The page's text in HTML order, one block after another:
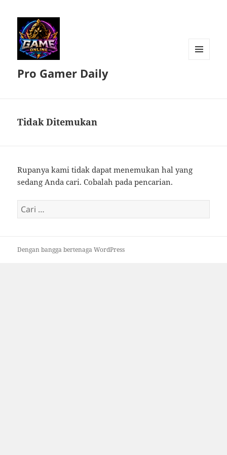
Pro Gamer Daily
Tidak Ditemukan
Rupanya kami tidak dapat menemukan hal yang
sedang Anda cari. Cobalah pada pencarian.
Cari
untuk:
Dengan bangga bertenaga WordPress